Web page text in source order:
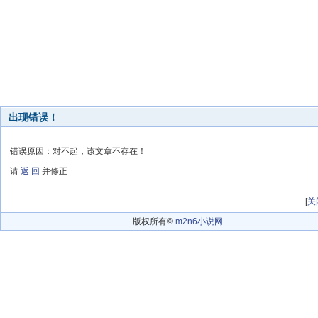
出现错误！
错误原因：对不起，该文章不存在！
请 返 回 并修正
[关
版权所有© m2n6小说网